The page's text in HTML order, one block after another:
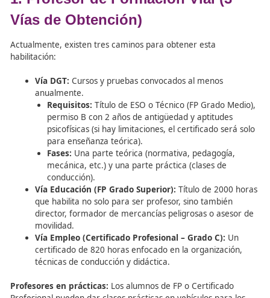
1. Profesor de Formación Vial
Vías de Obtención)
Actualmente, existen tres caminos para obtener esta
habilitación:
Vía DGT:Cursos y pruebas convocados al menos
anualmente.
Requisitos:Título de ESO o Técnico (FP Grado
permiso B con 2 años de antigüedad y
para enseñanza teórica).